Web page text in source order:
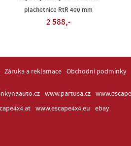
plachetnice RtR 400 mm
2 588,-
Záruka a reklamace Obchodní podmínky
www.partusa.cz
www.escape4x4.eu ebay